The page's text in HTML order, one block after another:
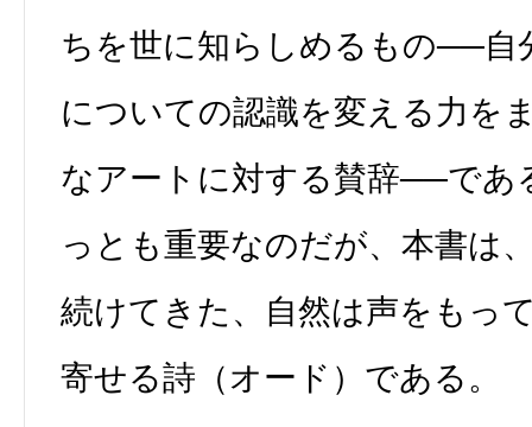
ちを世に知らしめるもの──自
についての認識を変える力を
なアートに対する賛辞──であ
っとも重要なのだが、本書は
続けてきた、自然は声をもっ
寄せる詩（オード）である。